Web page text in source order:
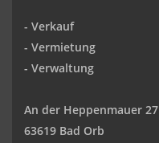
- Verkauf
- Vermietung
- Verwaltung
An der Heppenmauer 27
63619 Bad Orb